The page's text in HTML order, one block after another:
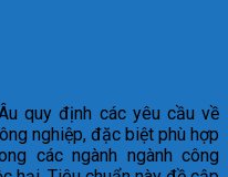
quy định các yêu cầu về
nghiệp, đặc biệt phù hợp
các ngành ngành công